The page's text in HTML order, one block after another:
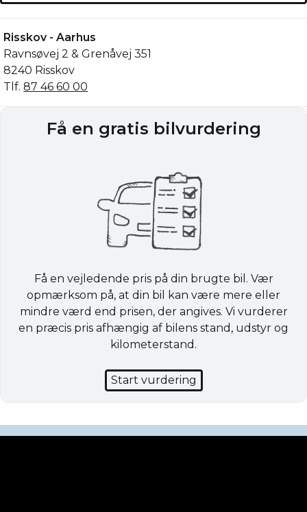
Risskov - Aarhus
Ravnsøvej 2 & Grenåvej 351
8240 Risskov
Tlf.87 46 60 00
Få en gratis bilvurdering
Få en vejledende pris på din brugte bil. Vær
opmærksom på, at din bil kan være mere eller
mindre værd end prisen, der angives. Vi vurderer
en præcis pris afhængig af bilens stand, udstyr og
kilometerstand.
Start vurdering